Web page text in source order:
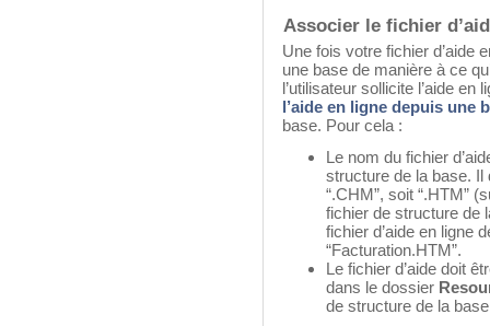
Associer le fichier
Une fois votre fichier d’aide
une base de manière à ce
l’utilisateur sollicite l’aide
l’aide en ligne depuis une
base. Pour cela :
Le nom du fichier
structure de la base. Il
“.CHM”, soit “.HTM”
fichier de structure de
fichier d’aide en ligne
“Facturation.HTM”.
Le fichier d’aide doit
dans le dossier
de structure de la